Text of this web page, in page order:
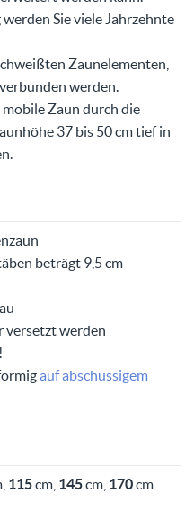
Sie viele Jahrzehnte
Zaunelementen,
werden.
Zaun durch die
37 bis 50 cm tief in
beträgt 9,5 cm
versetzt werden
auf abschüssigem
115cm, 145cm, 170cm